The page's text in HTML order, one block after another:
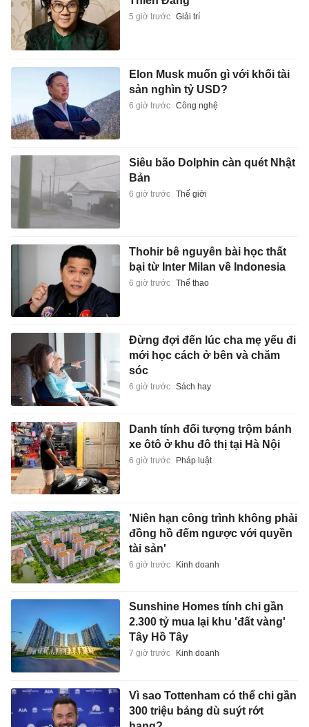
5 giờ trước Giải trí
Elon Musk muốn gì với khối tài
sản nghìn tỷ USD?
6 giờ trước Công nghệ
Siêu bão Dolphin càn quét Nhật
Bản
6 giờ trước Thế giới
Thohir bê nguyên bài học thất
bại từ Inter Milan về Indonesia
6 giờ trước Thể thao
Đừng đợi đến lúc cha mẹ yếu đi
mới học cách ở bên và chăm
sóc
6 giờ trước Sách hay
Danh tính đối tượng trộm bánh
xe ôtô ở khu đô thị tại Hà Nội
6 giờ trước Pháp luật
'Niên hạn công trình không phải
đồng hồ đếm ngược với quyền
tài sản'
6 giờ trước Kinh doanh
Sunshine Homes tính chi gần
2.300 tỷ mua lại khu 'đất vàng'
Tây Hồ Tây
7 giờ trước Kinh doanh
Vì sao Tottenham có thể chi gần
300 triệu bảng dù suýt rớt